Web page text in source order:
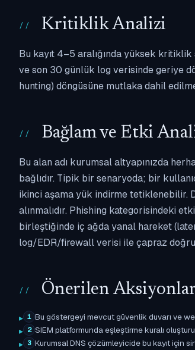
Kritiklik Analizi
Bu kayıt 4–5 aralığında yüksek
ve son 30 günlük log verisinde geriye
hunting) döngüsüne mutlaka dahil
Bağlam ve Etki
Bu alan adı kurumsal altyapınızda
bağlıdır. Tipik bir senaryoda; bir
ikinci aşama yük indirme tetiklenebilir.
alınmalıdır. Phishing kategorisindeki
birleştiğinde iç ağda yanal hareket
log/EDR/firewall verisi ile çapraz
Önerilen
1 Bu göstergeyi mevcut güvenlik duvarı ve
2 SIEM platformunda eşleştirme kuralı
3 Kurumsal DNS çözümleyicide bu kayıt için